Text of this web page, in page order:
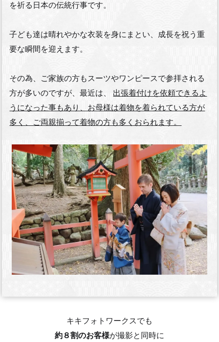
を祈る日本の伝統行事です。
子ども達は晴れやかな衣装を身にまとい、成長を祝う重
要な瞬間を迎えます。
その為、ご家族の方もスーツやワンピースで参拝される
方が多いのですが、最近は、 出張着付けを依頼できるよ
うになった事もあり、お母様は着物を着られている方が
多く、ご両親揃って着物の方も多くおられます。
キキフォトワークスでも
約８割のお客様が撮影と同時に